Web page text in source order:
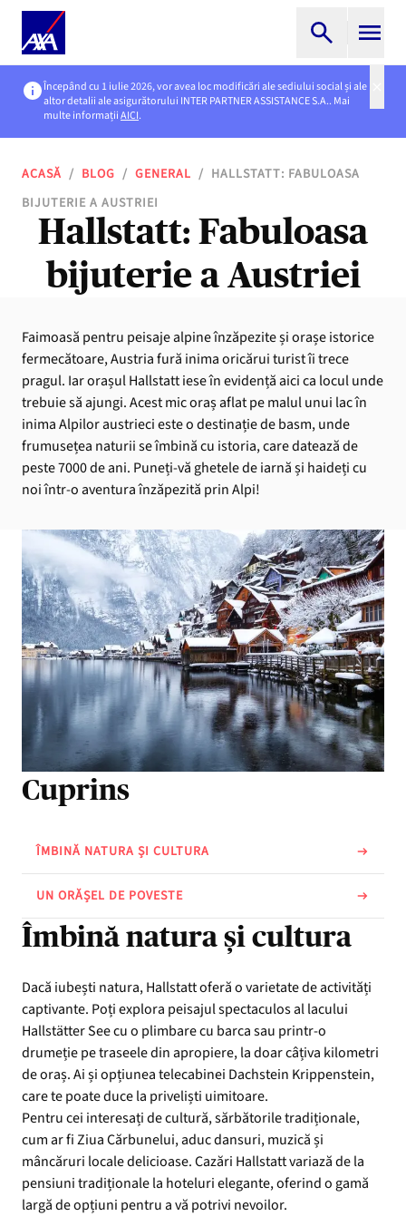
Începând cu 1 iulie 2026, vor avea loc modificări ale sediului social și ale
altor detalii ale asigurătorului INTER PARTNER ASSISTANCE S.A.. Mai
multe informațiiAICI.
ACASĂ / BLOG / GENERAL / HALLSTATT: FABULOASA
BIJUTERIE A AUSTRIEI
Hallstatt: Fabuloasa
bijuterie a Austriei
Faimoasă pentru peisaje alpine înzăpezite și orașe istorice
fermecătoare, Austria fură inima oricărui turist îi trece
pragul. Iar orașul Hallstatt iese în evidență aici ca locul unde
trebuie să ajungi. Acest mic oraș aflat pe malul unui lac în
inima Alpilor austrieci este o destinație de basm, unde
frumusețea naturii se îmbină cu istoria, care datează de
peste 7000 de ani. Puneți-vă ghetele de iarnă și haideți cu
noi într-o aventura înzăpezită prin Alpi!
Cuprins
ÎMBINĂ NATURA ȘI CULTURA
UN ORĂȘEL DE POVESTE
Îmbină natura și cultura
Dacă iubești natura, Hallstatt oferă o varietate de activități
captivante. Poți explora peisajul spectaculos al lacului
Hallstätter See cu o plimbare cu barca sau printr-o
drumeție pe traseele din apropiere, la doar câțiva kilometri
de oraș. Ai și opțiunea telecabinei Dachstein Krippenstein,
care te poate duce la priveliști uimitoare.
Pentru cei interesați de cultură, sărbătorile tradiționale,
cum ar fi Ziua Cărbunelui, aduc dansuri, muzică și
mâncăruri locale delicioase. Cazări Hallstatt variază de la
pensiuni tradiționale la hoteluri elegante, oferind o gamă
largă de opțiuni pentru a vă potrivi nevoilor.